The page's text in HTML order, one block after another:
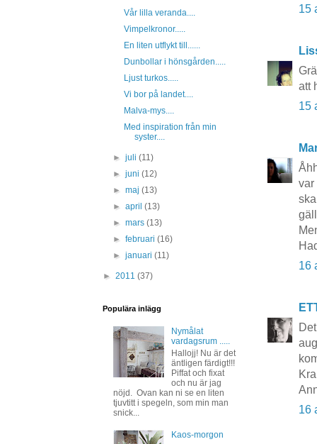
15
att
15
var
16
16
Vår lilla veranda....
Vimpelkronor.....
En liten utflykt till......
Dunbollar i hönsgården.....
Ljust turkos.....
Vi bor på landet....
Malva-mys....
Med inspiration från min
syster....
►juli(11)
►juni(12)
►maj(13)
►april(13)
►mars(13)
►februari(16)
►januari(11)
► 2011 (37)
Populära inlägg
Nymålat
vardagsrum .....
Hallojj! Nu är det
äntligen färdigt!!!
Piffat och fixat
och nu är jag
nöjd. Ovan kan ni se en liten
tjuvtitt i spegeln, som min man
snick...
Kaos-morgon